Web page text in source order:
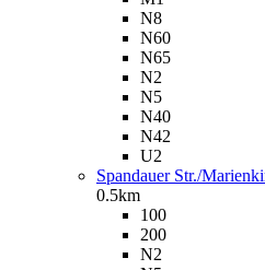
N8
N60
N65
N2
N5
N40
N42
U2
Spandauer Str./
0.5km
100
200
N2